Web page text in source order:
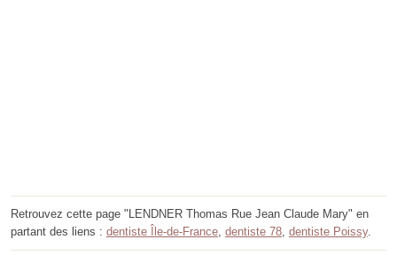
Retrouvez cette page "LENDNER Thomas Rue Jean Claude Mary" en
partant des liens : dentiste Île-de-France, dentiste 78, dentiste Poissy.